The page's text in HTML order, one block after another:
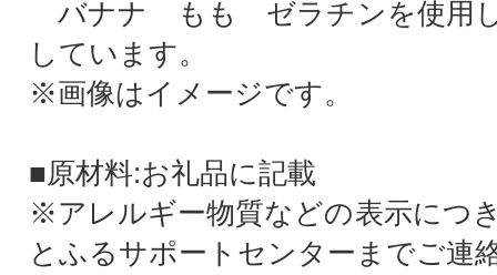
バナナ もも ゼラチンを使用し
しています。
※画像はイメージです。
■原材料:お礼品に記載
※アレルギー物質などの表示につ
とふるサポートセンターまでご連